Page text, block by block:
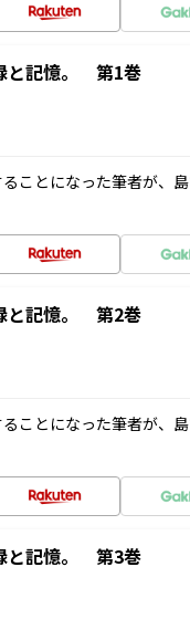
と記憶。 第1巻
ことになった筆者が、
と記憶。 第2巻
ことになった筆者が、
と記憶。 第3巻